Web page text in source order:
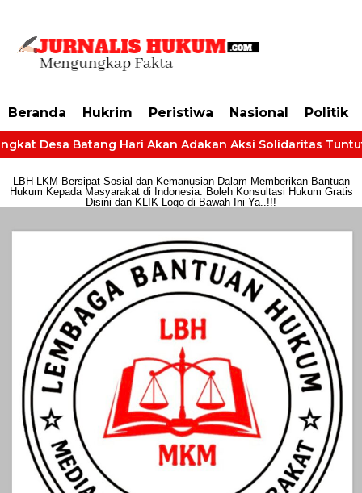
Beranda Hukrim Peristiwa Nasional Politik
Desa Batang Hari Akan Adakan Aksi Solidaritas Tuntut
LBH-LKM Bersipat Sosial dan Kemanusian Dalam Memberikan Bantuan
Hukum Kepada Masyarakat di Indonesia. Boleh Konsultasi Hukum Gratis
Disini dan KLIK Logo di Bawah Ini Ya..!!!